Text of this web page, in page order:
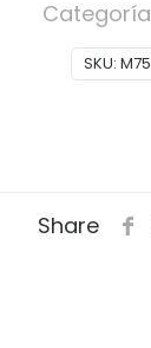
SKU:
Share